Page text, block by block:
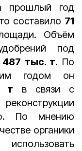
прошлый год
составило 71
Объём
под
487 тыс. т. По
годом он
т в связи с
По мнению
органики